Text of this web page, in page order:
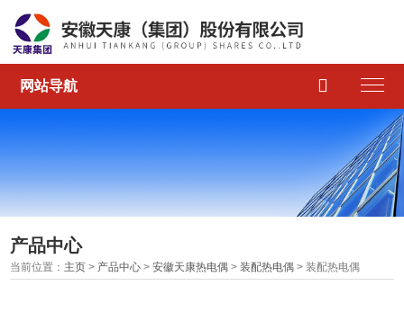
网站导航 
产品中心
当前位置： 主页 > 产品中心 >安徽天康热电偶 >装配热电偶 > 装配热电偶